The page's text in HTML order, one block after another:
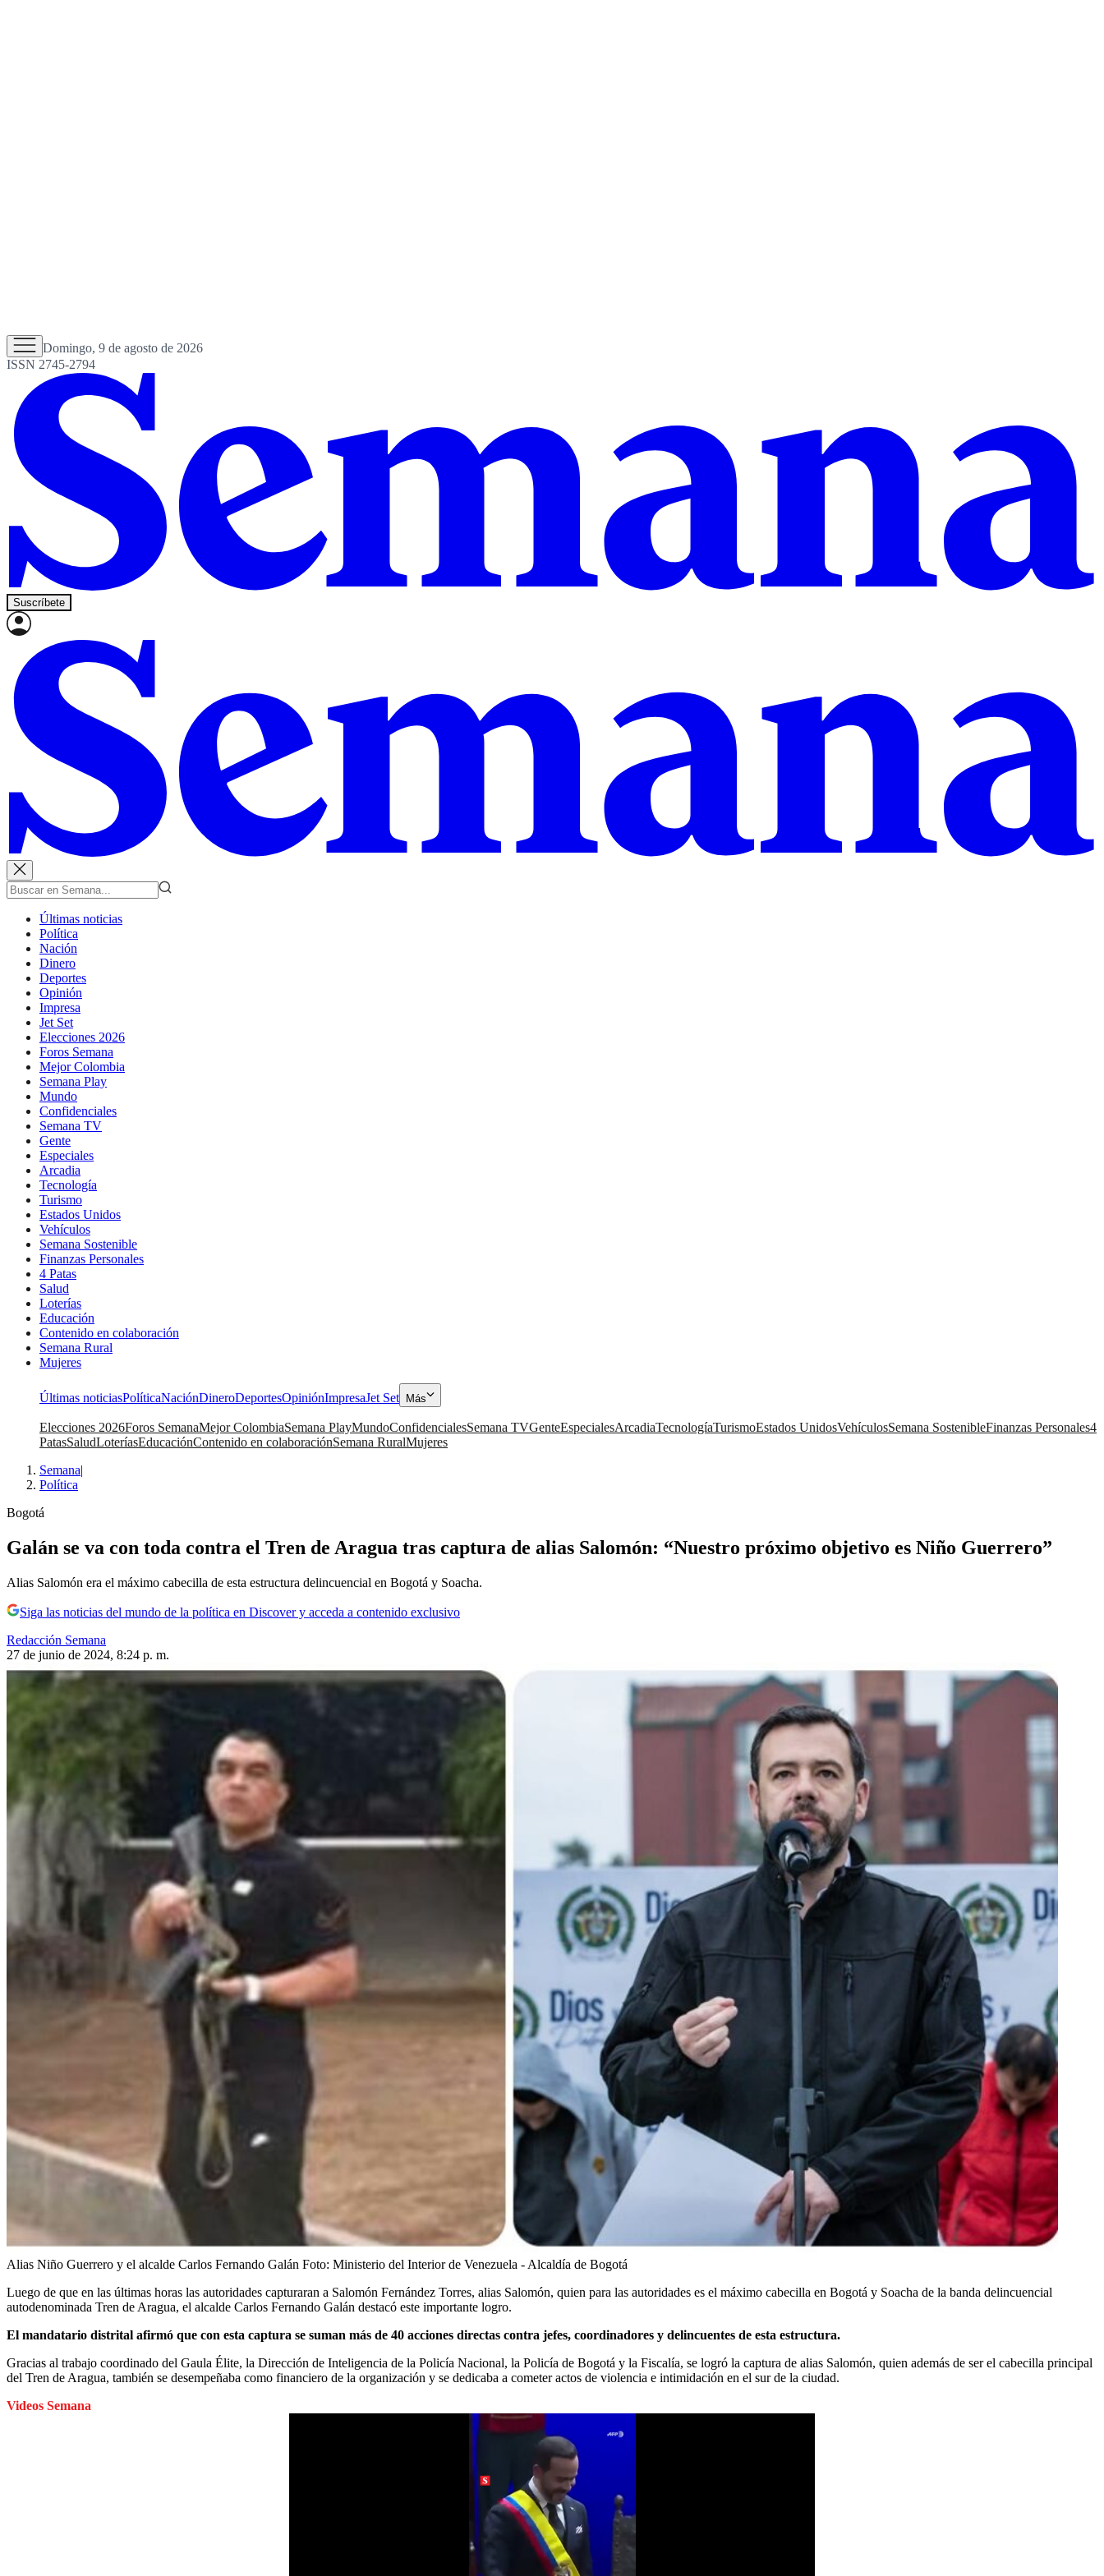
Domingo, 9 de agosto de 2026
ISSN 2745-2794
Suscríbete
Últimas noticias
Política
Nación
Dinero
Deportes
Opinión
Impresa
Jet Set
Elecciones 2026
Foros Semana
Mejor Colombia
Semana Play
Mundo
Confidenciales
Semana TV
Gente
Especiales
Arcadia
Tecnología
Turismo
Estados Unidos
Vehículos
Semana Sostenible
Finanzas Personales
4 Patas
Salud
Loterías
Educación
Contenido en colaboración
Semana Rural
Mujeres
Últimas noticiasPolíticaNaciónDineroDeportesOpiniónImpresaJet Set Más
Elecciones 2026Foros SemanaMejor ColombiaSemana PlayMundoConfidencialesSemana TVGenteEspecialesArcadiaTecnologíaTurismoEstados UnidosVehículosSemana SostenibleFinanzas Personales4
PatasSaludLoteríasEducaciónContenido en colaboraciónSemana RuralMujeres
Semana|
Política
Bogotá
Galán se va con toda contra el Tren de Aragua tras captura de alias Salomón: “Nuestro próximo objetivo es Niño Guerrero”
Alias Salomón era el máximo cabecilla de esta estructura delincuencial en Bogotá y Soacha.
Siga las noticias del mundo de la política en Discover y acceda a contenido exclusivo
Redacción Semana
27 de junio de 2024, 8:24 p. m.
Alias Niño Guerrero y el alcalde Carlos Fernando Galán Foto: Ministerio del Interior de Venezuela - Alcaldía de Bogotá
Luego de que en las últimas horas las autoridades capturaran a Salomón Fernández Torres, alias Salomón, quien para las autoridades es el máximo cabecilla en Bogotá y Soacha de la banda delincuencial
autodenominada Tren de Aragua, el alcalde Carlos Fernando Galán destacó este importante logro.
El mandatario distrital afirmó que con esta captura se suman más de 40 acciones directas contra jefes, coordinadores y delincuentes de esta estructura.
Gracias al trabajo coordinado del Gaula Élite, la Dirección de Inteligencia de la Policía Nacional, la Policía de Bogotá y la Fiscalía, se logró la captura de alias Salomón, quien además de ser el cabecilla principal
del Tren de Aragua, también se desempeñaba como financiero de la organización y se dedicaba a cometer actos de violencia e intimidación en el sur de la ciudad.
Videos Semana